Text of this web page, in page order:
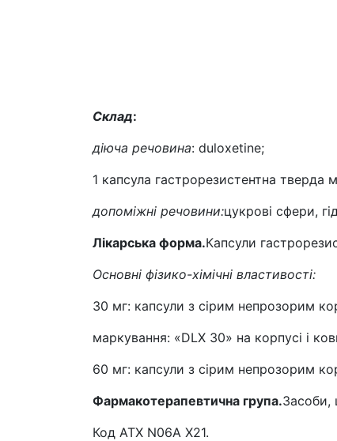
Cклад:
діюча речовина: duloxetine;
1 капсула гастрорезистентна тверда
допоміжні речовини:цукрові сфери,
Лікарська форма.Капсули
Основні фізико-хімічні властивості:
30 мг: капсули з сірим непрозорим
маркування: «DLX 30» на корпусі і
60 мг: капсули з сірим непрозорим
Фармакотерапевтична група.Засоби,
Код АТХ N06A X21.